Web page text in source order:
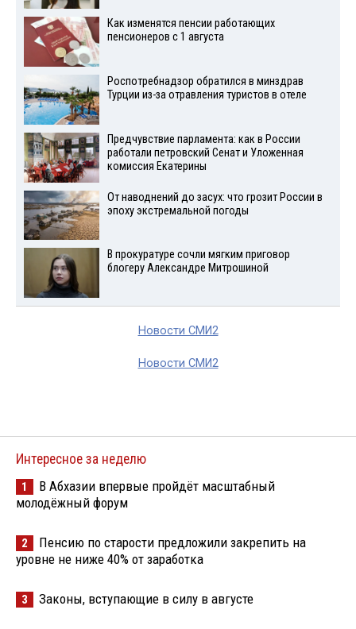
Как изменятся пенсии работающих
пенсионеров с 1 августа
Роспотребнадзор обратился в минздрав
Турции из-за отравления туристов в отеле
Предчувствие парламента: как в России
работали петровский Сенат и Уложенная
комиссия Екатерины
От наводнений до засух: что грозит России в
эпоху экстремальной погоды
В прокуратуре сочли мягким приговор
блогеру Александре Митрошиной
Новости СМИ2
Новости СМИ2
Интересное за неделю
1
В Абхазии впервые пройдёт масштабный
молодёжный форум
2
Пенсию по старости предложили закрепить на
уровне не ниже 40% от заработка
3 Законы, вступающие в силу в августе